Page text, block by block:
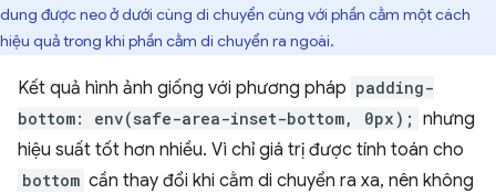
dung được neo ở dưới cùng di chuyển cùng với phần cằm một cách
hiệu quả trong khi phần cằm di chuyển ra ngoài.
Kết quả hình ảnh giống với phương pháp padding-
bottom: env(safe-area-inset-bottom, 0px); nhưng
hiệu suất tốt hơn nhiều. Vì chỉ giá trị được tính toán cho
bottom cần thay đổi khi cằm di chuyển ra xa, nên không